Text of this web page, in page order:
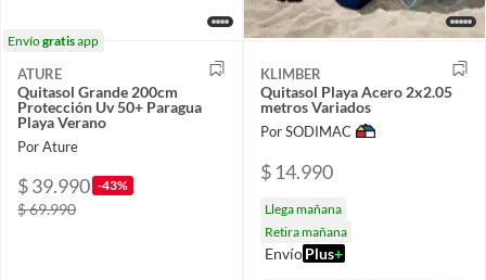
Envíogratisapp
ATURE
Quitasol Grande 200cm
Protección Uv 50+ Paragua
Playa Verano
Por Ature
$ 39.990 -43%
$ 69.990
KLIMBER
Quitasol Playa Acero 2x2.05
metros Variados
Por SODIMAC
$ 14.990
Llega mañana
Retira mañana
EnvíoPlus+